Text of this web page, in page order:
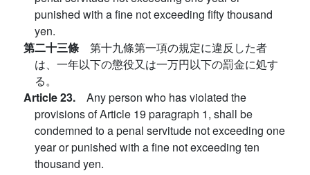
punished with a fine not exceeding fifty thousand
yen.
第二十三條 第十九條第一項の規定に違反した者
は、一年以下の懲役又は一万円以下の罰金に処す
る。
Article 23. Any person who has violated the
provisions of Article 19 paragraph 1, shall be
condemned to a penal servitude not exceeding one
year or punished with a fine not exceeding ten
thousand yen.